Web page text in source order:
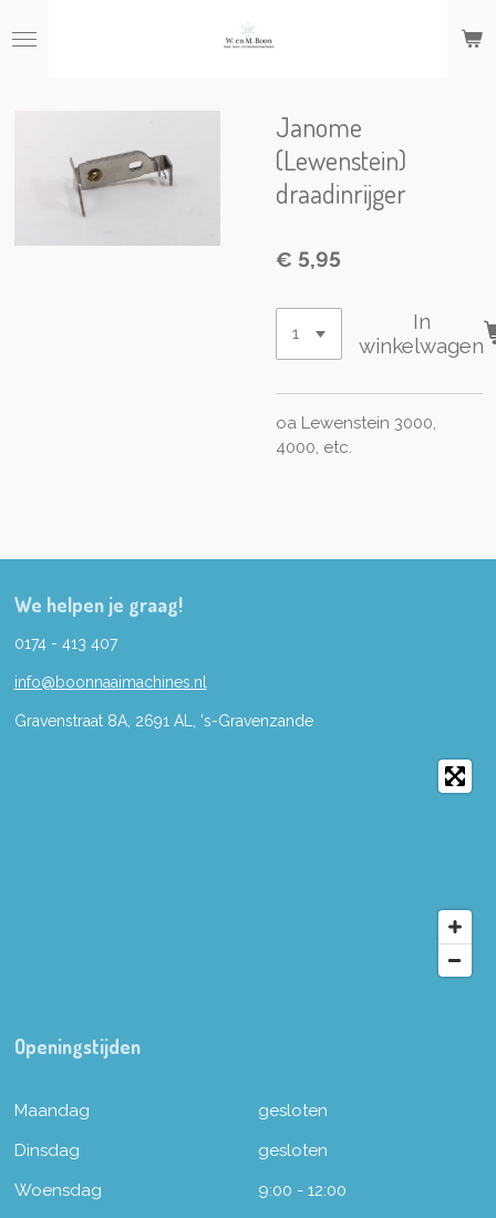
direct
Janome
(Lewenstein)
draadinrijger
€ 5,95
In
winkelwagen
oa Lewenstein 3000,
4000, etc.
We helpen je graag!
0174 - 413 407
info@boonnaaimachines.nl
Gravenstraat 8A, 2691 AL, 's-Gravenzande
Openingstijden
Maandag
gesloten
Dinsdag
gesloten
Woensdag
9:00 - 12:00